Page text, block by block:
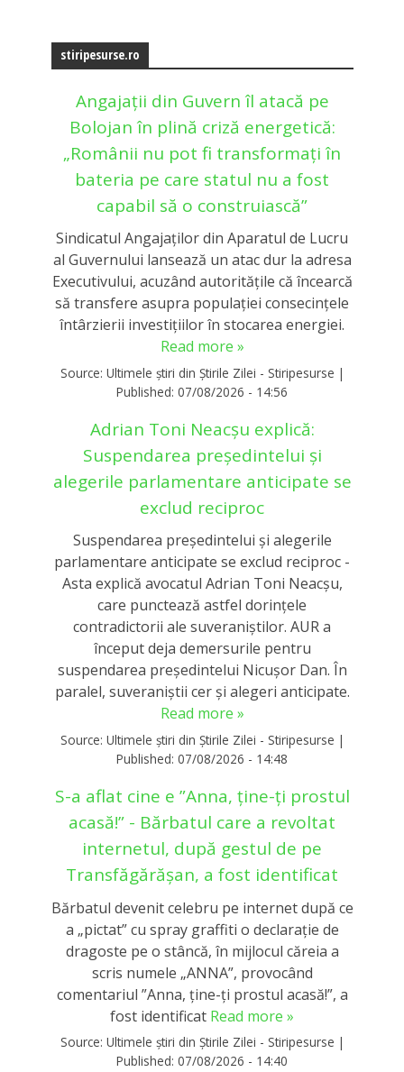
stiripesurse.ro
Angajații din Guvern îl atacă pe
Bolojan în plină criză energetică:
„Românii nu pot fi transformați în
bateria pe care statul nu a fost
capabil să o construiască”
Sindicatul Angajaților din Aparatul de Lucru
al Guvernului lansează un atac dur la adresa
Executivului, acuzând autoritățile că încearcă
să transfere asupra populației consecințele
întârzierii investițiilor în stocarea energiei.
Read more »
Source: Ultimele știri din Știrile Zilei - Stiripesurse |
Published: 07/08/2026 - 14:56
Adrian Toni Neacșu explică:
Suspendarea președintelui și
alegerile parlamentare anticipate se
exclud reciproc
Suspendarea președintelui și alegerile
parlamentare anticipate se exclud reciproc -
Asta explică avocatul Adrian Toni Neacșu,
care punctează astfel dorințele
contradictorii ale suveraniștilor. AUR a
început deja demersurile pentru
suspendarea președintelui Nicușor Dan. În
paralel, suveraniștii cer și alegeri anticipate.
Read more »
Source: Ultimele știri din Știrile Zilei - Stiripesurse |
Published: 07/08/2026 - 14:48
S-a aflat cine e ”Anna, ţine-ţi prostul
acasă!” - Bărbatul care a revoltat
internetul, după gestul de pe
Transfăgărășan, a fost identificat
Bărbatul devenit celebru pe internet după ce
a „pictat” cu spray graffiti o declaraţie de
dragoste pe o stâncă, în mijlocul căreia a
scris numele „ANNA”, provocând
comentariul ”Anna, ţine-ţi prostul acasă!”, a
fost identificat Read more »
Source: Ultimele știri din Știrile Zilei - Stiripesurse |
Published: 07/08/2026 - 14:40